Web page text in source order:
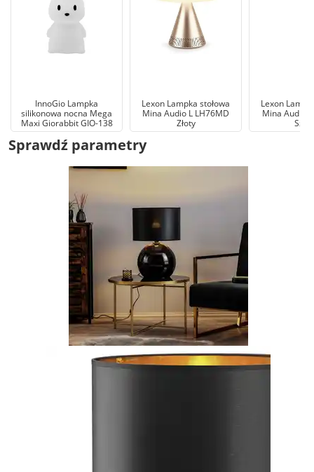
InnoGio Lampka
silikonowa nocna Mega
Maxi Giorabbit GIO-138
Lexon Lampka stołowa
Mina Audio L LH76MD
Złoty
Lexon
Mina Audio
Sprawdź parametry